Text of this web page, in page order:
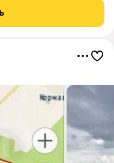
рядом с